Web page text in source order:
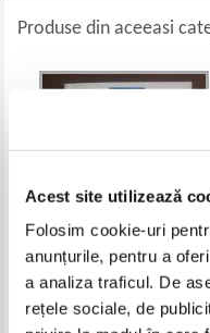
Acest site utilizează
Folosim cookie-uri
anunțurile, pentru a
a analiza traficul. De
rețele sociale, de
Produse din aceeasi
Emil Cioran - Sfartecare